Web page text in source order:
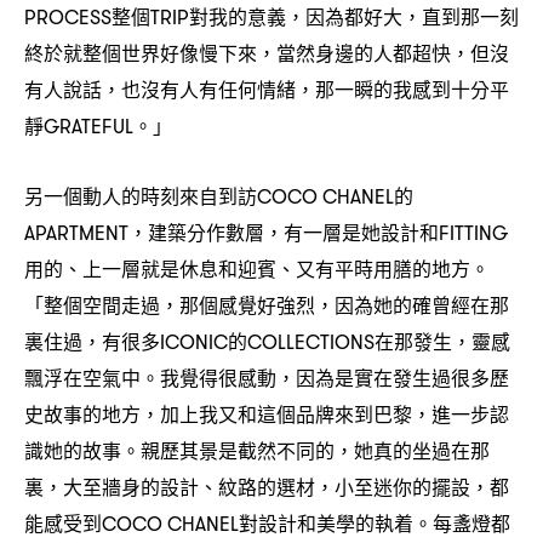
PROCESS整個TRIP對我的意義 ， 因為都好大 ， 直到那一刻
終於就整個世界好像慢下來 ， 當然身邊的人都超快 ， 但沒
有人說話 ， 也沒有人有任何情緒 ， 那一瞬的我感到十分平
靜GRATEFUL 。」
另一個動人的時刻來自到訪COCO CHANEL的
APARTMENT， 建築分作數層 ， 有一層是她設計和FITTING
用的、上一層就是休息和迎賓、又有平時用膳的地方。
「整個空間走過 ， 那個感覺好強烈 ， 因為她的確曾經在那
裏住過 ， 有很多ICONIC的COLLECTIONS在那發生 ， 靈感
飄浮在空氣中。我覺得很感動 ， 因為是實在發生過很多歷
史故事的地方 ， 加上我又和這個品牌來到巴黎 ， 進一步認
識她的故事。親歷其景是截然不同的 ， 她真的坐過在那
裏 ， 大至牆身的設計、紋路的選材 ， 小至迷你的擺設 ， 都
能感受到COCO CHANEL對設計和美學的執着。每盞燈都